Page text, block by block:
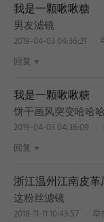
BEST
BEST
BEST
我是一颗啾啾糖
男友滤镜
2019-04-03 04:36:21
回复
我是一颗啾啾糖
饼干画风突变哈哈
2019-04-03 04:36:09
回复
浙江温州江南皮
这粉丝滤镜
2018-11-11 10:43:57
举